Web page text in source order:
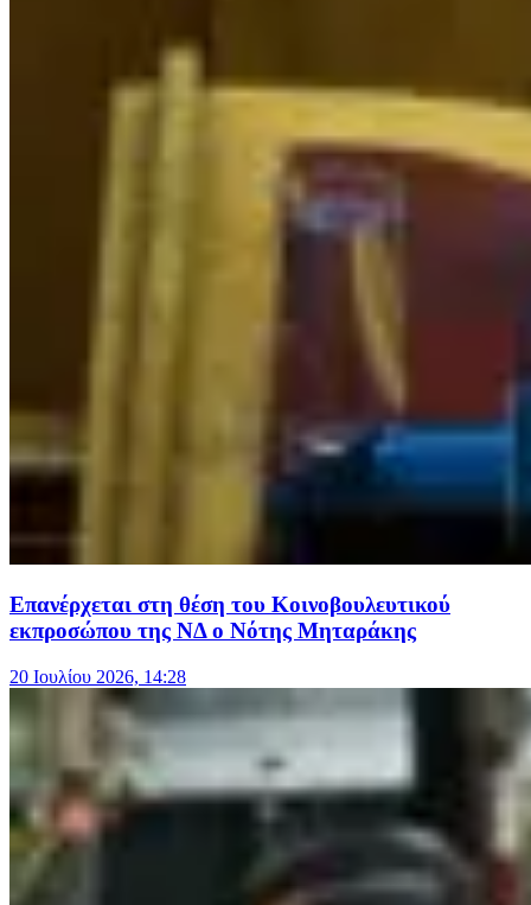
Επανέρχεται στη θέση του Κοινοβουλευτικού
εκπροσώπου της ΝΔ ο Νότης Μηταράκης
20 Ιουλίου 2026, 14:28